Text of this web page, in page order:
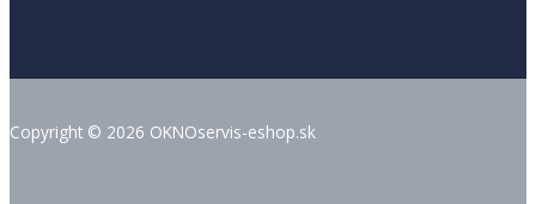
Copyright © 2026 OKNOservis-eshop.sk